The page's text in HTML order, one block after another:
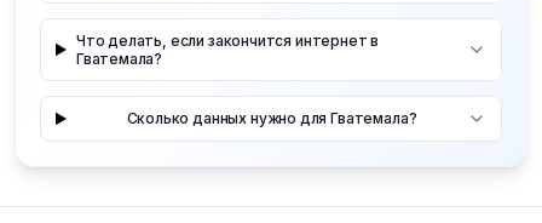
Что делать, если закончится интернет в
Гватемала?
Сколько данных нужно для Гватемала?